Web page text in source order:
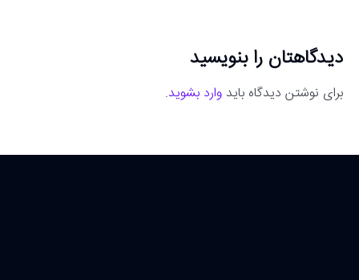
دیدگاهتان را بنویسید
برای نوشتن دیدگاه باید وارد بشوید.